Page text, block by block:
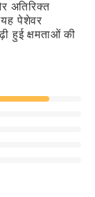
अतिरिक्त
पेशेवर
हुई क्षमताओं की